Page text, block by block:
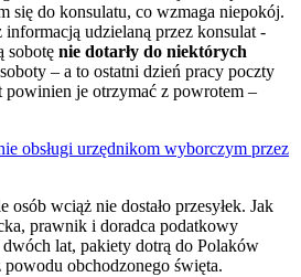
się do konsulatu, co wzmaga niepokój.
udzielaną przez konsulat -
sobotę nie dotarły do niektórych
– a to ostatni dzień pracy poczty
je otrzymać z powrotem –
obsługi urzędnikom wyborczym przez
wciąż nie dostało przesyłek. Jak
prawnik i doradca podatkowy
dwóch lat, pakiety dotrą do Polaków
obchodzonego święta.